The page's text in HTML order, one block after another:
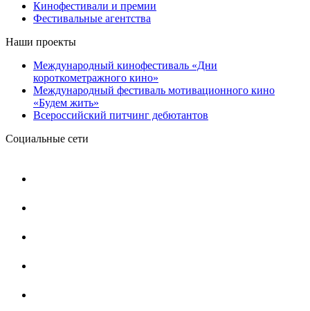
Кинофестивали и премии
Фестивальные агентства
Наши проекты
Международный кинофестиваль «Дни
короткометражного кино»
Международный фестиваль мотивационного кино
«Будем жить»
Всероссийский питчинг дебютантов
Социальные сети